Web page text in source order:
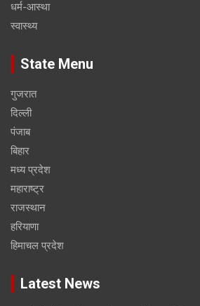
धर्म-आस्था
स्वास्थ्य
State Menu
गुजरात
दिल्ली
पंजाब
बिहार
मध्य प्रदेश
महाराष्ट्र
राजस्थान
हरियाणा
हिमाचल प्रदेश
Latest News